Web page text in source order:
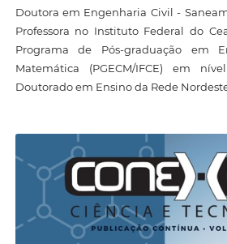
Doutora em Engenharia Civil -
Professora no Instituto Federal do
Programa de Pós-graduação em
Matemática (PGECM/IFCE) em
Doutorado em Ensino da Rede Nordeste